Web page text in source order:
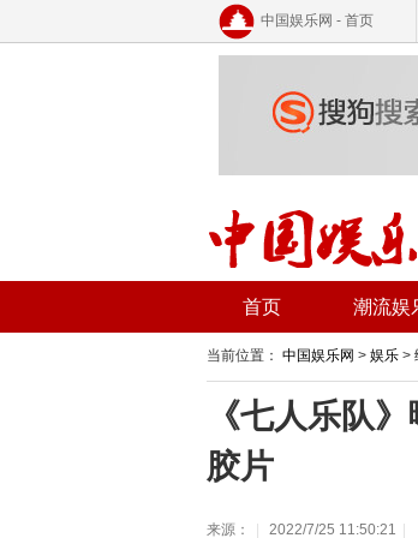
中国娱乐网 - 首页
首页 潮流娱
当前位置： 中国娱乐网 > 娱乐 >
《七人乐队
胶片
来源： 2022/7/25 11:50:21